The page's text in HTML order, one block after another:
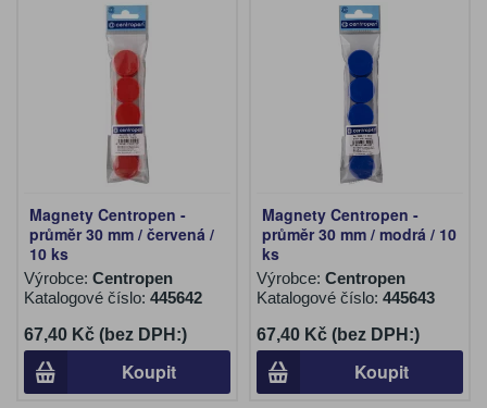
Magnety Centropen -
průměr 30 mm / červená /
10 ks
Výrobce: Centropen
Katalogové číslo: 445642
67,40 Kč (bez DPH:)
Koupit
Magnety Centropen -
průměr 30 mm / modrá / 10
ks
Výrobce: Centropen
Katalogové číslo: 445643
67,40 Kč (bez DPH:)
Koupit